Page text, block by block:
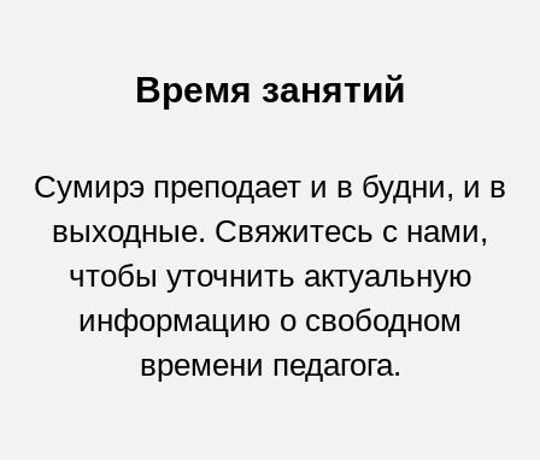
Время занятий
Сумирэ преподает и в будни, и в
выходные. Свяжитесь с нами,
чтобы уточнить актуальную
информацию о свободном
времени педагога.